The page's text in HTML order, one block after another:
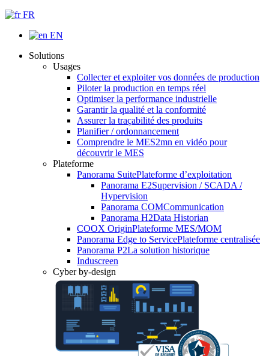
FR
EN
Solutions
Usages
Collecter et exploiter vos données de production
Piloter la production en temps réel
Optimiser la performance industrielle
Garantir la qualité et la conformité
Assurer la traçabilité des produits
Planifier / ordonnancement
Comprendre le MES2mn en vidéo pour
découvrir le MES
Plateforme
Panorama SuitePlateforme d’exploitation
Panorama E2Supervision / SCADA /
Hypervision
Panorama COMCommunication
Panorama H2Data Historian
COOX OriginPlateforme MES/MOM
Panorama Edge to ServicePlateforme centralisée
Panorama P2La solution historique
Induscreen
Cyber by-design